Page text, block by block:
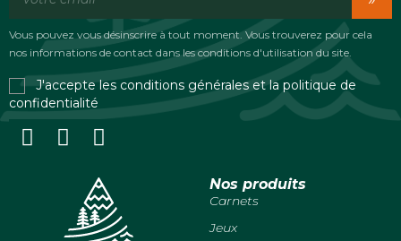
Vous pouvez vous désinscrire à tout moment. Vous trouverez pour cela
nos informations de contact dans les conditions d'utilisation du site.
J'accepte les conditions générales et la politique de
confidentialité
Nos produits
Carnets
Jeux